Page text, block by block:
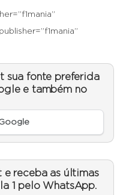
sua fonte preferida
e também no
e receba as últimas
1 pelo WhatsApp.